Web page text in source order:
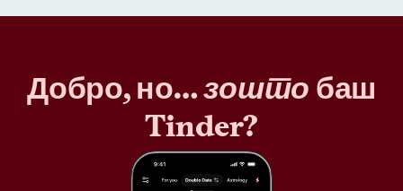
Добро, но…зошто баш
Tinder?